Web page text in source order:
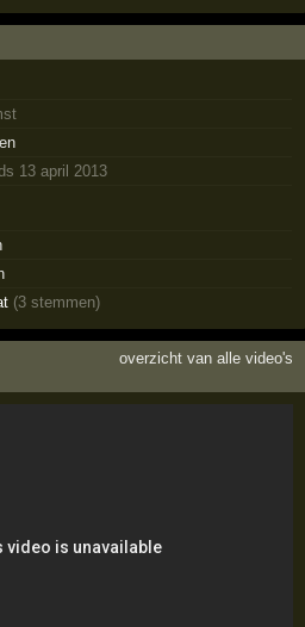
13 april 2013
(3 stemmen)
overzicht van alle video's